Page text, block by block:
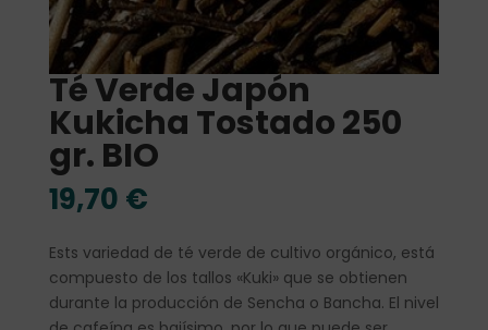
Té Verde Japón
Kukicha Tostado 250
gr. BIO
19,70 €
Ests variedad de té verde de cultivo orgánico, está
compuesto de los tallos «Kuki» que se obtienen
durante la producción de Sencha o Bancha. El nivel